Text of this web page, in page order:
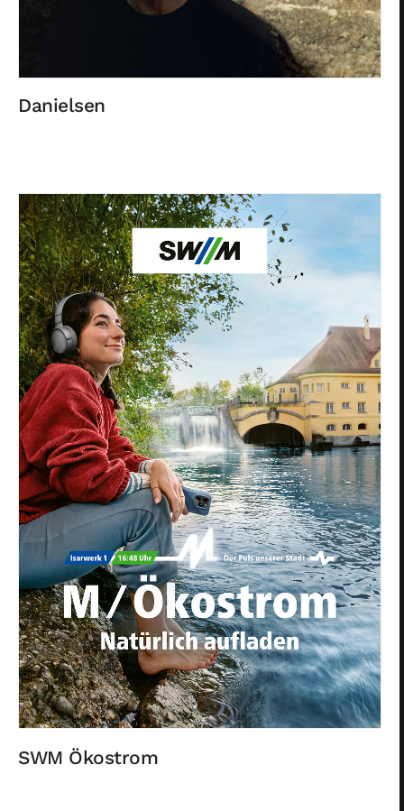
Danielsen
SWM Ökostrom